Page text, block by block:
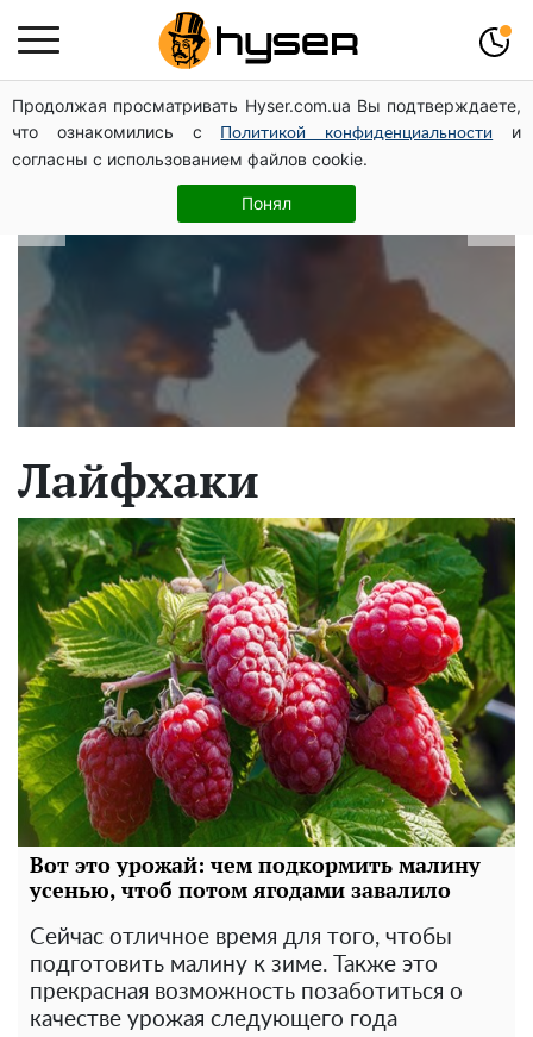
Продолжая просматривать Hyser.com.ua Вы подтверждаете,
что ознакомились с
Политикой конфиденциальности
и
согласны с использованием файлов cookie.
Понял
В какие даты рождаются самые
верные мужчины: лучше сразу
проверить, чтоб потом не страдать
Лайфхаки
Вот это урожай: чем подкормить малину
усенью, чтоб потом ягодами завалило
Сейчас отличное время для того, чтобы
подготовить малину к зиме. Также это
прекрасная возможность позаботиться о
качестве урожая следующего года